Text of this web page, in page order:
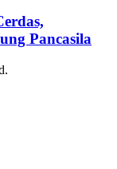
Pancasila